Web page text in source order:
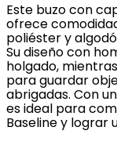
Este buzo con
ofrece
poliéster y
Su diseño con
holgado,
para guardar
abrigadas. Con
es ideal para
Baseline y lograr